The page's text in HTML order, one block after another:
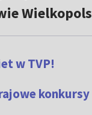
w TVP!
konkursy